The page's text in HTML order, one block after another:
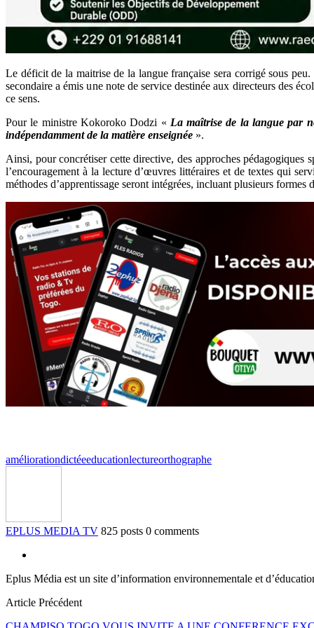
Le déficit de la maitrise de la langue française sera corrigé sous
secondaire a émis une note de service destinée aux directeurs des
ce sens.
Pour le ministre Kokoroko Dodzi « La maîtrise de la langue par
indépendamment de la matière enseignée ».
Ainsi, pour concrétiser cette directive, des approches pédagogiques
l’encouragement à la lecture d’œuvres littéraires et de textes qui
méthodes d’apprentissage seront intégrées, incluant plusieurs
améliorationdictéeeducationlectureorthographe
EPLUS MEDIA TV 825 posts 0 comments
Eplus Média est un site d’information environnementale et
Article Précédent